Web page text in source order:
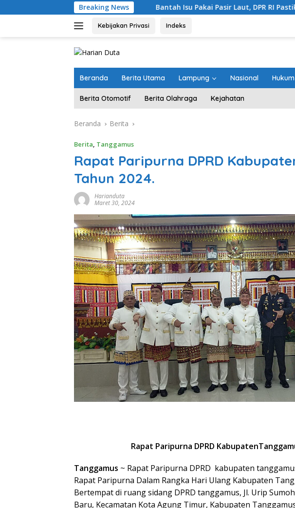
ke
Breaking News
Bantah Isu Pakai Pasir Laut, DPR RI Pastikan dari Penambang
Kebijakan Privasi Indeks
Beranda Berita Utama Lampung Nasional
Berita Otomotif Berita Olahraga Kejahatan
Beranda Berita
Berita, Tanggamus
Rapat Paripurna DPRD
Tahun 2024.
Harianduta
Maret 30, 2024
Rapat Paripurna DPRD
Tanggamus ~ Rapat Paripurna DPRD kabupaten
Rapat Paripurna Dalam Rangka Hari Ulang Kabupaten
Bertempat di ruang sidang DPRD tanggamus, Jl. Urip
Baru, Kecamatan Kota Agung Timur, Kabupaten